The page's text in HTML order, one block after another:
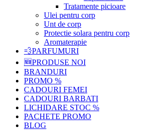
Tratamente picioare
Ulei pentru corp
Unt de corp
Protectie solara pentru corp
Aromaterapie
💨PARFUMURI
🆕PRODUSE NOI
BRANDURI
PROMO %
CADOURI FEMEI
CADOURI BARBATI
LICHIDARE STOC %
PACHETE PROMO
BLOG